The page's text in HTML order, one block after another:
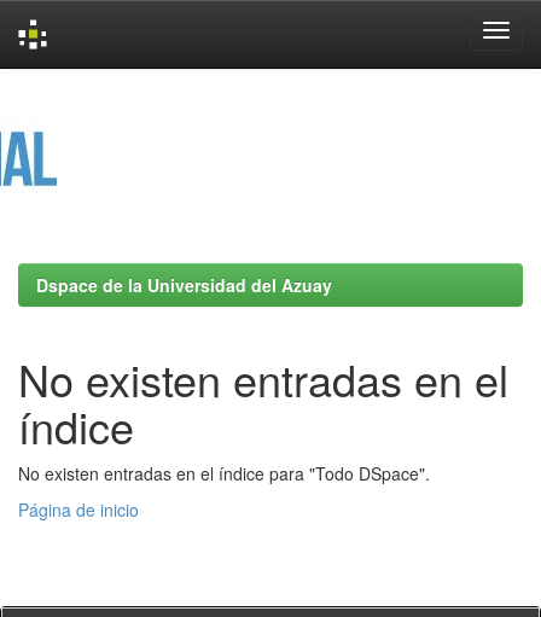
Dspace de la Universidad del Azuay
No existen entradas en el
índice
No existen entradas en el índice para "Todo DSpace".
Página de inicio